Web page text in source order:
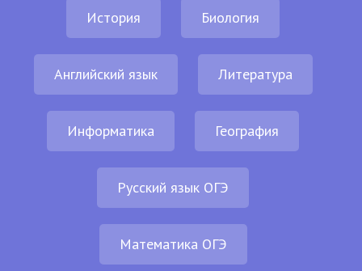
История Биология
Английский язык Литература
Информатика География
Русский язык ОГЭ
Математика ОГЭ